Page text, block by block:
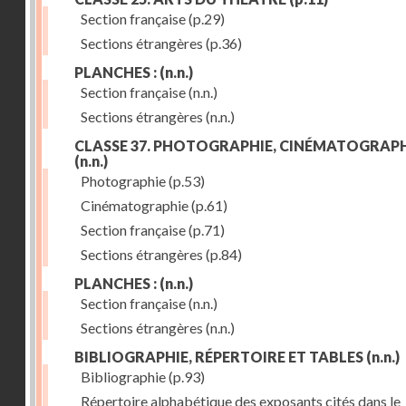
Section française(p.29)
Sections étrangères (p.36)
PLANCHES : (n.n.)
Section française(n.n.)
Sections étrangères (n.n.)
CLASSE 37. PHOTOGRAPHIE,
(n.n.)
Photographie(p.53)
Cinématographie(p.61)
Section française(p.71)
Sections étrangères (p.84)
PLANCHES : (n.n.)
Section française(n.n.)
Sections étrangères (n.n.)
BIBLIOGRAPHIE, RÉPERTOIRE ET TABLES (n.n.)
Bibliographie(p.93)
Répertoire alphabétique des exposants cités dans le